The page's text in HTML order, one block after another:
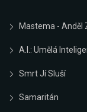
Mastema - Anděl
A.I.: Umělá
Smrt Jí Sluší
Samaritán